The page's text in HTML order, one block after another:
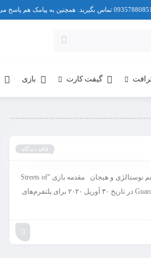
گیفت کارت بازی
فاقد دیدگاه
بررسی بازی Streets of Rage 4 بازگشت به خیابان‌های خشم با طعم نوستالژی و هیجان مقدمه بازی "Streets of
Rage 4" توسط شرکت‌های Dotemu، Lizardcube و Guard Crush Games در تاریخ ۳۰ آوریل ۲۰۲۰ برای پلتفرم‌های